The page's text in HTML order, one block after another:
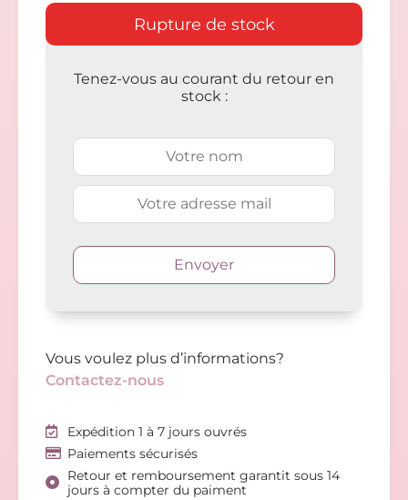
Rupture de stock
Tenez-vous au courant du retour en
stock :
Vous voulez plus d’informations?
Contactez-nous
Expédition 1 à 7 jours ouvrés
Paiements sécurisés
Retour et remboursement garantit sous 14
jours à compter du paiment